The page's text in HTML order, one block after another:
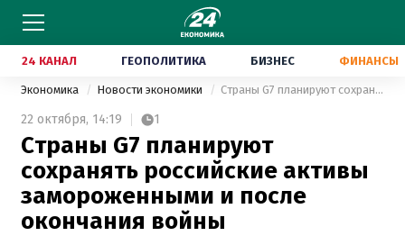
24 КАНАЛ ГЕОПОЛИТИКА БИЗНЕС ФИНАНСЫ
Экономика Новости экономики Страны G7 планируют сохранять российские активы замороженными и после окончания войны
22 октября, 14:19 1
Страны G7 планируют
сохранять российские активы
замороженными и после
окончания войны